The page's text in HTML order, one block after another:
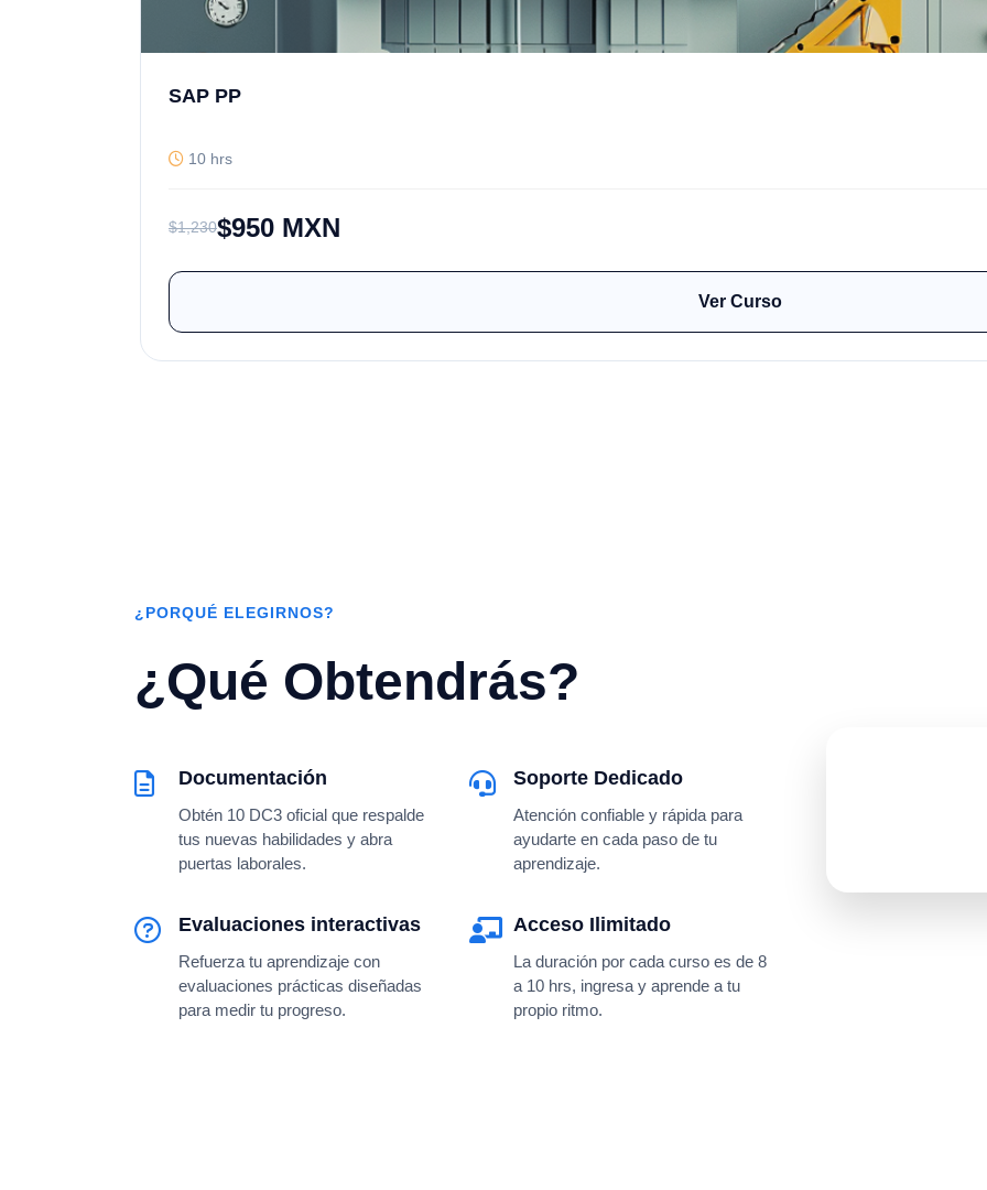
SAP PP
10 hrs
$1,230$950 MXN
Ver Curso
¿PORQUÉ ELEGIRNOS?
¿Qué Obtendrás?
Documentación
Obtén 10 DC3 oficial que respalde
tus nuevas habilidades y abra
puertas laborales.
Soporte Dedicado
Atención confiable y rápida para
ayudarte en cada paso de tu
aprendizaje.
Evaluaciones interactivas
Refuerza tu aprendizaje con
evaluaciones prácticas diseñadas
para medir tu progreso.
Acceso Ilimitado
La duración por cada curso es de 8
a 10 hrs, ingresa y aprende a tu
propio ritmo.